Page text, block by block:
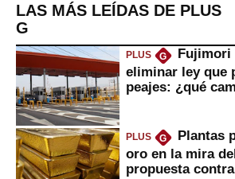
LAS MÁS LEÍDAS DE PLUS
G
PLUS G
Fujimori
eliminar ley que
peajes: ¿qué
PLUS G
Plantas
oro en la mira
propuesta